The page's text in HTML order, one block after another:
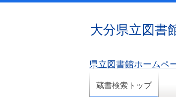
大分県立図
県立図書館ホームペ
蔵書検索トップ